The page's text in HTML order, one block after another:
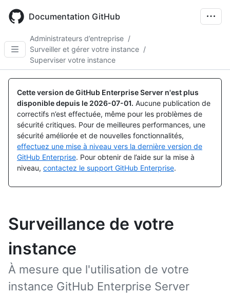
main
Documentation GitHub
Administrateurs d’entreprise /
Surveiller et gérer votre instance /
Superviser votre instance
Cette version de GitHub Enterprise Server n'est plus
disponible depuis le 2026-07-01. Aucune publication de
correctifs n’est effectuée, même pour les problèmes de
sécurité critiques. Pour de meilleures performances, une
sécurité améliorée et de nouvelles fonctionnalités,
effectuez une mise à niveau vers la dernière version de
GitHub Enterprise. Pour obtenir de l’aide sur la mise à
niveau, contactez le support GitHub Enterprise.
Surveillance de votre
instance
À mesure que l'utilisation de votre
instance GitHub Enterprise Server